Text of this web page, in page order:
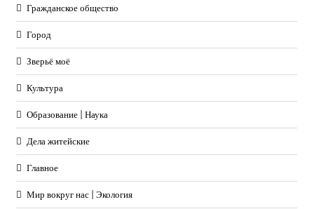
Гражданское общество
Город
Зверьё моё
Культура
Образование | Наука
Дела житейские
Главное
Мир вокруг нас | Экология